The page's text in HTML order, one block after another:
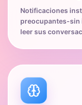
Notificaciones
preocupantes-sin
leer sus